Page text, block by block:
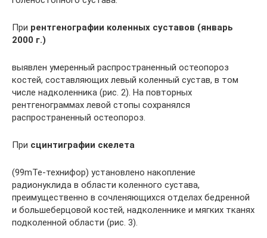
При рентгенографии коленных суставов (январь
2000 г.)
выявлен умеренный распространенный остеопороз
костей, составляющих левый коленный сустав, в том
числе надколенника (рис. 2). На повторных
рентгенограммах левой стопы сохранялся
распространенный остеопороз.
При сцинтиграфии скелета
(99mTe-технифор) установлено накопление
радионуклида в области коленного сустава,
преимущественно в сочленяющихся отделах бедренной
и большеберцовой костей, надколеннике и мягких тканях
подколенной области (рис. 3).